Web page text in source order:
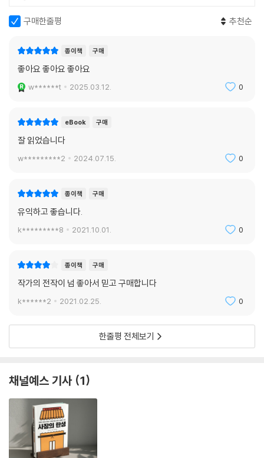
구매한줄평 추천순
종이책 구매
좋아요 좋아요 좋아요
w******t 2025.03.12. 0
eBook 구매
잘 읽었습니다
w*********2 2024.07.15. 0
종이책 구매
유익하고 좋습니다.
k*********8 2021.10.01. 0
종이책 구매
작가의 전작이 넘 좋아서 믿고 구매합니다
k******2 2021.02.25. 0
한줄평 전체보기
채널예스 기사 1